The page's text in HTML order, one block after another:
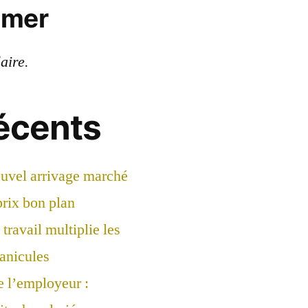
arrivage marché
bon plan
travail multiplie les
l’employeur :